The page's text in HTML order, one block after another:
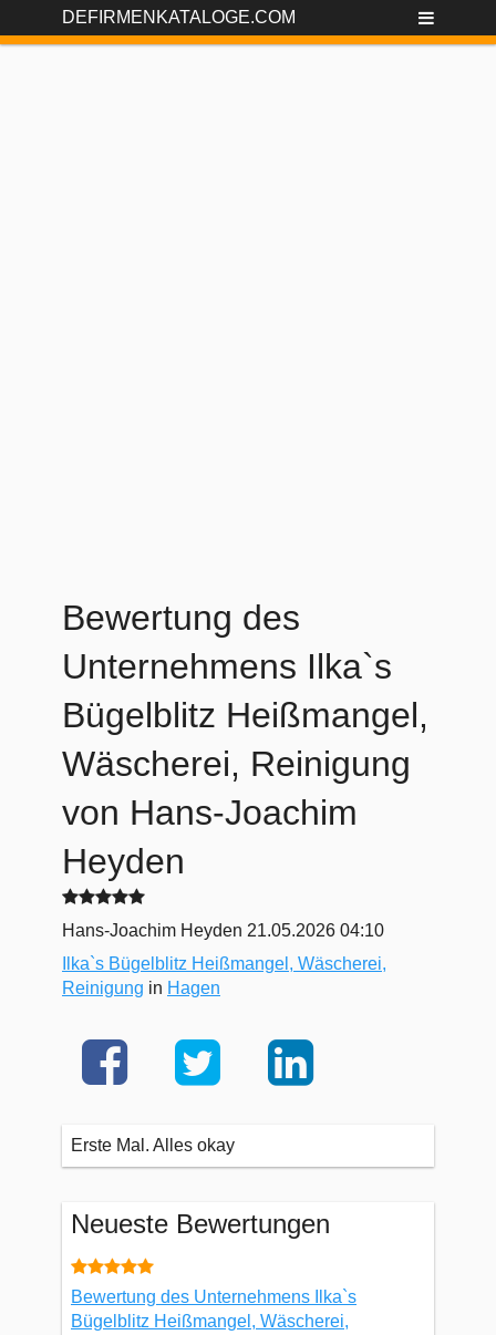
DEFIRMENKATALOGE.COM
Bewertung des
Unternehmens Ilka`s
Bügelblitz Heißmangel,
Wäscherei, Reinigung
von Hans-Joachim
Heyden
Hans-Joachim Heyden 21.05.2026 04:10
Ilka`s Bügelblitz Heißmangel, Wäscherei,
Reinigung in Hagen
Erste Mal. Alles okay
Neueste Bewertungen
Bewertung des Unternehmens Ilka`s
Bügelblitz Heißmangel, Wäscherei,